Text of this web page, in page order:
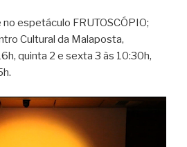
espetáculo FRUTOSCÓPIO;
Cultural da Malaposta,
quinta 2 e sexta 3 às 10:30h,